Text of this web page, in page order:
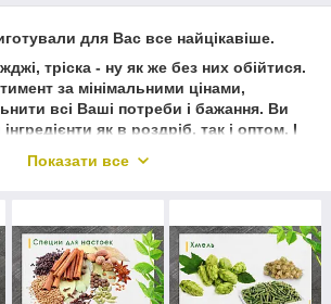
для Вас все найцікавіше.
тріска - ну як же без них обійтися.
за мінімальними цінами,
всі Ваші потреби і бажання. Ви
як в роздріб, так і оптом. І
та найкращими цінами.
Показати все